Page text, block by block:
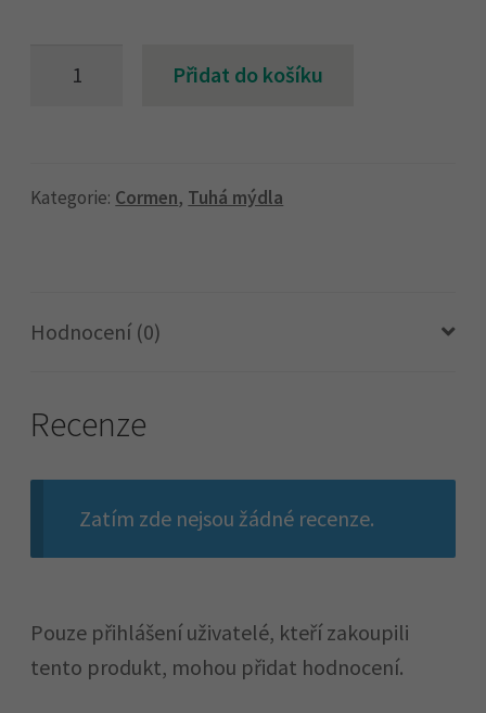
100g
Přidat do košíku
Kategorie: Cormen, Tuhá mýdla
Hodnocení (0)
Recenze
Zatím zde nejsou žádné recenze.
Pouze přihlášení uživatelé, kteří zakoupili
tento produkt, mohou přidat hodnocení.